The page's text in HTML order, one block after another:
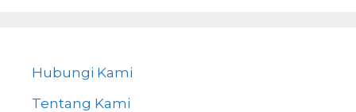
Hubungi Kami
Tentang Kami